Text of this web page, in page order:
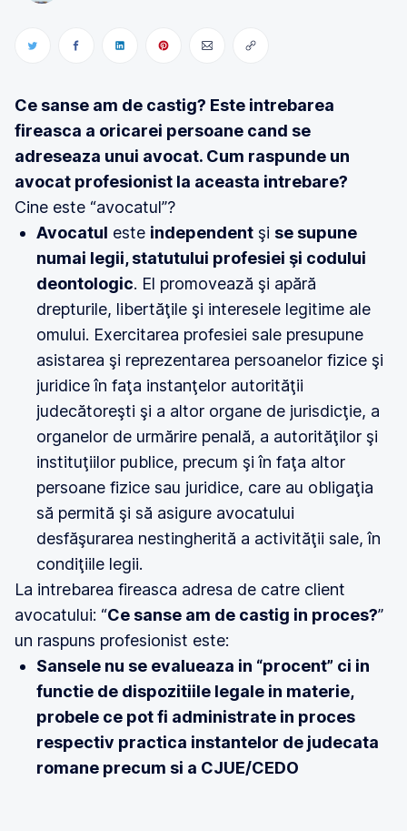
Ce sanse am de castig? Este intrebarea
fireasca a oricarei persoane cand se
adreseaza unui avocat. Cum raspunde un
avocat profesionist la aceasta intrebare?
Cine este “avocatul”?
Avocatul este independent şi se supune
numai legii, statutului profesiei şi codului
deontologic. El promovează şi apără
drepturile, libertăţile şi interesele legitime ale
omului. Exercitarea profesiei sale presupune
asistarea şi reprezentarea persoanelor fizice şi
juridice în faţa instanţelor autorităţii
judecătoreşti şi a altor organe de jurisdicţie, a
organelor de urmărire penală, a autorităţilor şi
instituţiilor publice, precum şi în faţa altor
persoane fizice sau juridice, care au obligaţia
să permită şi să asigure avocatului
desfăşurarea nestingherită a activităţii sale, în
condiţiile legii.
La intrebarea fireasca adresa de catre client
avocatului: “Ce sanse am de castig in proces?”
un raspuns profesionist este:
Sansele nu se evalueaza in “procent” ci in
functie de dispozitiile legale in materie,
probele ce pot fi administrate in proces
respectiv practica instantelor de judecata
romane precum si a CJUE/CEDO